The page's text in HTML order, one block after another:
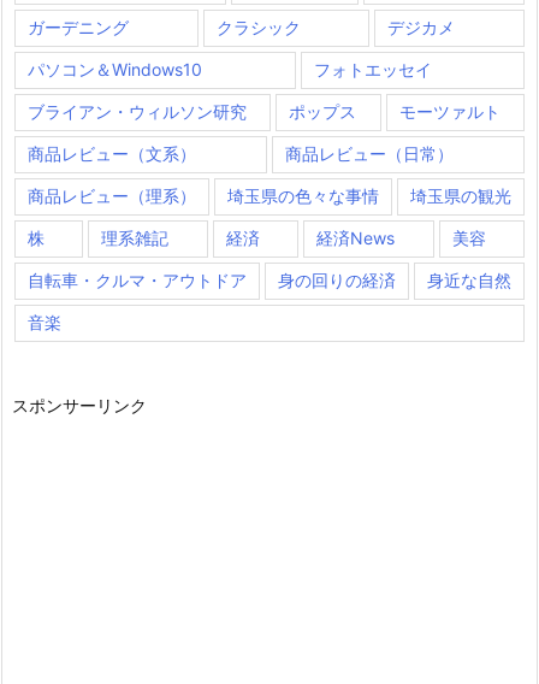
ガーデニング クラシック デジカメ
パソコン＆Windows10 フォトエッセイ
ブライアン・ウィルソン研究 ポップス モーツァルト
商品レビュー（文系） 商品レビュー（日常）
商品レビュー（理系） 埼玉県の色々な事情 埼玉県の観光
株 理系雑記 経済 経済News 美容
自転車・クルマ・アウトドア 身の回りの経済 身近な自然
音楽
スポンサーリンク